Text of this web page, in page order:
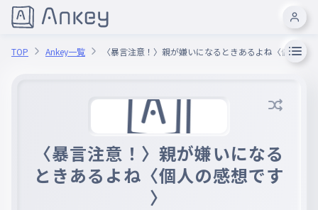
TOP Ankey一覧 〈暴言注意！〉親が嫌いになるときあるよね〈個人の
〈暴言注意！〉親が嫌いになる
ときあるよね〈個人の感想です
〉